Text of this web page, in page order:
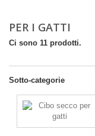
PER I GATTI
Ci sono 11 prodotti.
Sotto-categorie